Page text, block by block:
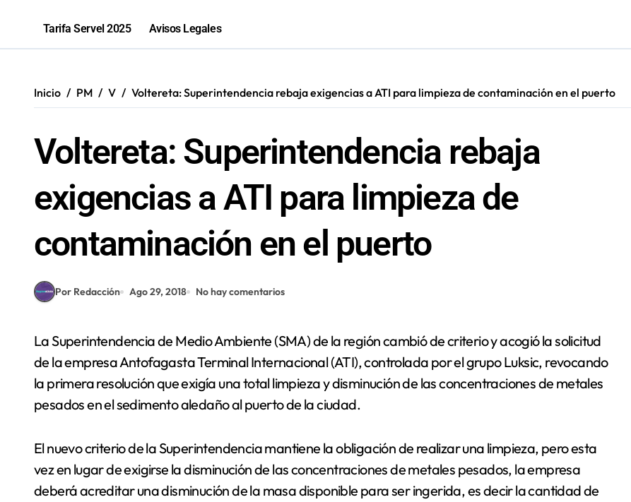
La banda antofagastina Mashukaos representará a la región en el Festival Rockódromo de Valparaíso
Tarifa Servel 2025 Avisos Legales
Inicio PM V Voltereta: Superintendencia rebaja exigencias a ATI para limpieza de contaminación en el puerto
Voltereta: Superintendencia rebaja
exigencias a ATI para limpieza de
contaminación en el puerto
Por Redacción Ago 29, 2018 No hay comentarios
La Superintendencia de Medio Ambiente (SMA) de la región cambió de criterio y acogió la solicitud
de la empresa Antofagasta Terminal Internacional (ATI), controlada por el grupo Luksic, revocando
la primera resolución que exigía una total limpieza y disminución de las concentraciones de metales
pesados en el sedimento aledaño al puerto de la ciudad.
El nuevo criterio de la Superintendencia mantiene la obligación de realizar una limpieza, pero esta
vez en lugar de exigirse la disminución de las concentraciones de metales pesados, la empresa
deberá acreditar una disminución de la masa disponible para ser ingerida, es decir la cantidad de